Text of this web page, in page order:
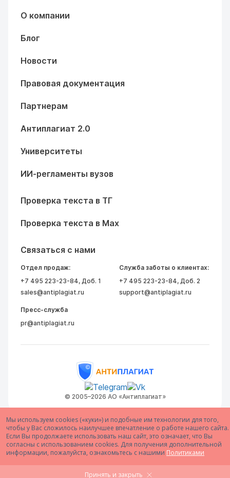
Мы используем cookies («куки») и подобные им технологии для того,
чтобы у Вас сложилось наилучшее впечатление о работе нашего сайта.
Если Вы продолжаете использовать наш сайт, это означает, что Вы
согласны с использованием cookies. Для получения дополнительной
информации, пожалуйста, ознакомьтесь с нашими Политиками
Принять и закрыть
О компании
Блог
Новости
Правовая документация
Партнерам
Антиплагиат 2.0
Университеты
ИИ-регламенты вузов
Проверка текста в ТГ
Проверка текста в Max
Связаться с нами
Отдел продаж:
+7 495 223-23-84, Доб. 1
sales@antiplagiat.ru
Служба заботы о клиентах:
+7 495 223-23-84, Доб. 2
support@antiplagiat.ru
Пресс-служба
pr@antiplagiat.ru
© 2005–2026 АО «Антиплагиат»